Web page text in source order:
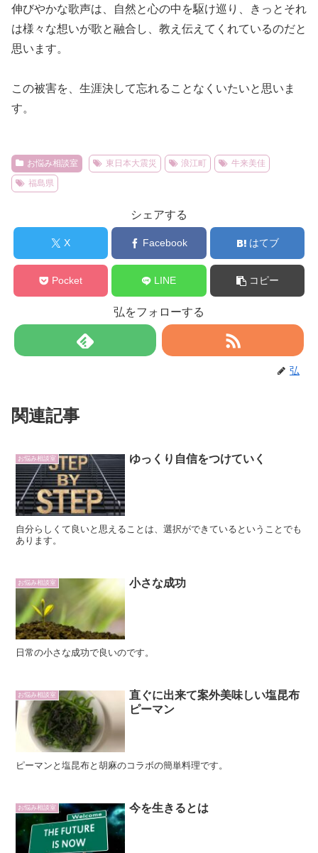
伸びやかな歌声は、自然と心の中を駆け巡り、きっとそれ
は様々な想いが歌と融合し、教え伝えてくれているのだと
思います。
この被害を、生涯決して忘れることなくいたいと思いま
す。
お悩み相談室 東日本大震災 浪江町
牛来美佳
福島県
シェアする
X Facebook はてブ
Pocket LINE コピー
弘をフォローする
弘
関連記事
お悩み相談室 ゆっくり自信をつけていく
自分らしくて良いと思えることは、選択ができているということでも
あります。
お悩み相談室 小さな成功
日常の小さな成功で良いのです。
お悩み相談室
直ぐに出来て案外美味しい塩昆布
ピーマン
ピーマンと塩昆布と胡麻のコラボの簡単料理です。
お悩み相談室 今を生きるとは